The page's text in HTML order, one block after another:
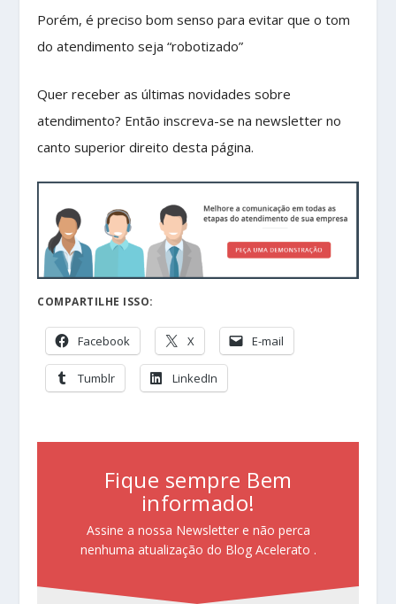
Porém, é preciso bom senso para evitar que o tom
do atendimento seja “robotizado”
Quer receber as últimas novidades sobre
atendimento? Então inscreva-se na newsletter no
canto superior direito desta página.
COMPARTILHE ISSO:
Facebook X E-mail
Tumblr LinkedIn
Fique sempre Bem
informado!
Assine a nossa Newsletter e não perca
nenhuma atualização do Blog Acelerato .